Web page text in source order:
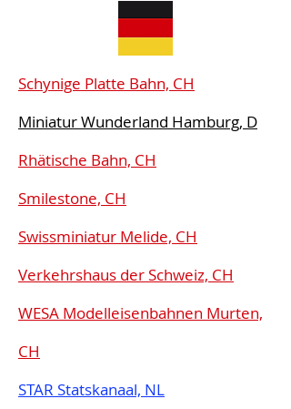
Schynige Platte Bahn, CH
Miniatur Wunderland Hamburg, D
Rhätische Bahn, CH
Smilestone, CH
Swissminiatur Melide, CH
Verkehrshaus der Schweiz, CH
WESA Modelleisenbahnen Murten,
CH
STAR Statskanaal, NL